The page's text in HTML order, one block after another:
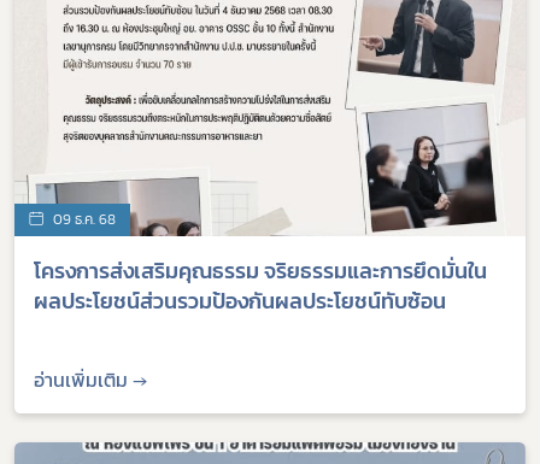
09 ธ.ค. 68
โครงการส่งเสริมคุณธรรม จริยธรรมและการยึดมั่นใน
ผลประโยชน์ส่วนรวมป้องกันผลประโยชน์ทับซ้อน
อ่านเพิ่มเติม →